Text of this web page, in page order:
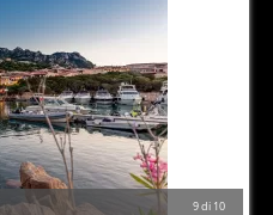
9di 10